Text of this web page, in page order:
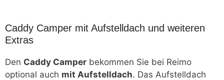
Caddy Camper mit Aufstelldach und weiteren
Extras
Den Caddy Camper bekommen Sie bei Reimo
optional auch mit Aufstelldach. Das Aufstelldach